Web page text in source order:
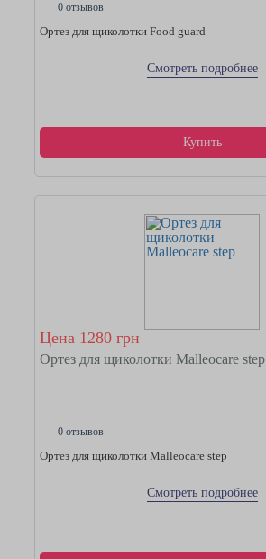
0 отзывов
Ортез для щиколотки Food guard
Смотреть подробнее
Купить
Цена 1280 грн
Ортез для щиколотки Malleocare step
0 отзывов
Ортез для щиколотки Malleocare step
Смотреть подробнее